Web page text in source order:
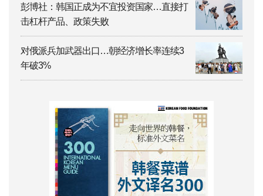
彭博社：韩国正成为不宜投资国家…直接打
击杠杆产品、政策失败
对俄派兵加武器出口…朝经济增长率连续3
年破3%